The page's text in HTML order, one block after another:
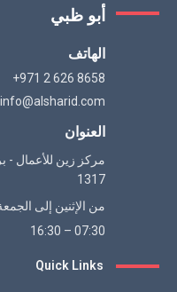
أبو ظبي
الهاتف
+971 2 626 8658
info@alsharid.com
العنوان
1317
من الإثنين إلى
07:30 – 16:30
Quick Links